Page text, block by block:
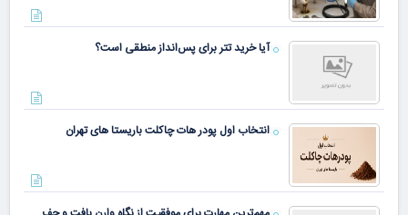
آیا خرید تتر برای پس‌انداز منطقی است؟
انتخاب اول پودر هات چاکلت باریستا های تهران